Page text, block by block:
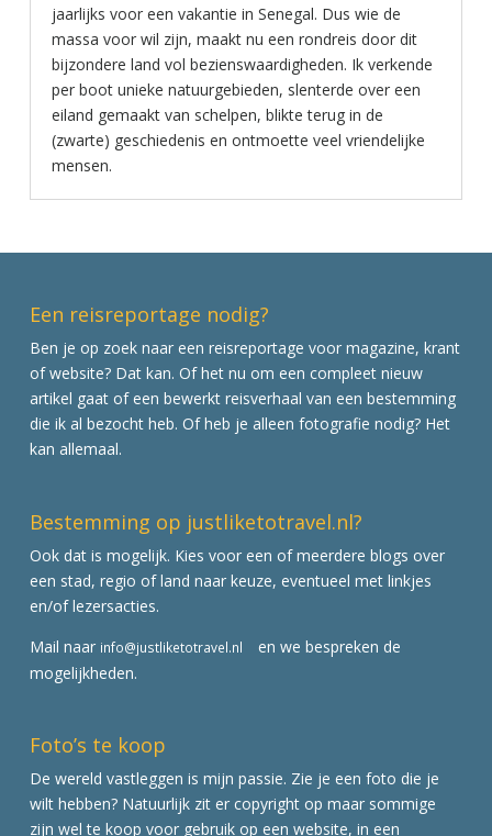
jaarlijks voor een vakantie in Senegal. Dus wie de
massa voor wil zijn, maakt nu een rondreis door dit
bijzondere land vol bezienswaardigheden. Ik verkende
per boot unieke natuurgebieden, slenterde over een
eiland gemaakt van schelpen, blikte terug in de
(zwarte) geschiedenis en ontmoette veel vriendelijke
mensen.
Een reisreportage nodig?
Ben je op zoek naar een reisreportage voor magazine, krant
of website? Dat kan. Of het nu om een compleet nieuw
artikel gaat of een bewerkt reisverhaal van een bestemming
die ik al bezocht heb. Of heb je alleen fotografie nodig? Het
kan allemaal.
Bestemming op justliketotravel.nl?
Ook dat is mogelijk. Kies voor een of meerdere blogs over
een stad, regio of land naar keuze, eventueel met linkjes
en/of lezersacties.
Mail naar info@justliketotravel.nl
en we bespreken de
mogelijkheden.
Foto’s te koop
De wereld vastleggen is mijn passie. Zie je een foto die je
wilt hebben? Natuurlijk zit er copyright op maar sommige
zijn wel te koop voor gebruik op een website, in een